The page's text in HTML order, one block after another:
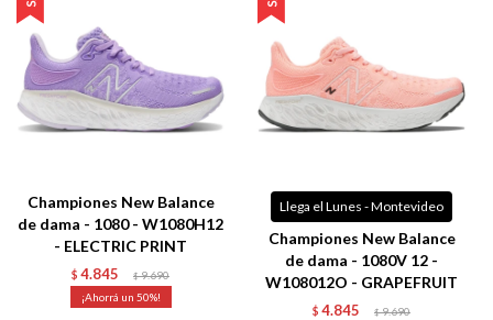
Championes New Balance
de dama - 1080 - W1080H12
- ELECTRIC PRINT
$ 4.845 $ 9.690
50
Llega el Lunes - Montevideo
Championes New Balance
de dama - 1080V 12 -
W108012O - GRAPEFRUIT
$ 4.845 $ 9.690